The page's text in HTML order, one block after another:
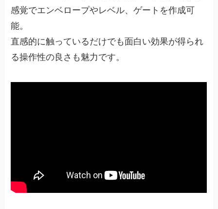
感覚でエンベロープやレベル、ゲートを作成可
能。
直感的に触っているだけでも面白い効果が得られ
る操作性の良さも魅力です。